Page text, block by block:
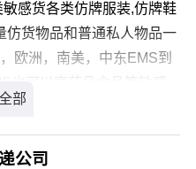
感货各类仿牌服装,仿牌鞋
仿货物品和普通私人物品一
欧洲，南美，中东EMS到
国/德国主要国家，时效快,
TNT、 UPS、 FEDEX，
他们公布价格的3到4折，
公司